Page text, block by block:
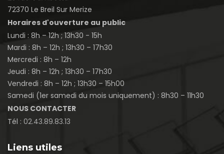
72370 Le Breil Sur Merize
Horaires d'ouverture au public
Lundi : 8h – 12h ; 13h30 - 15h
Mardi : 8h – 12h ; 13h30 – 17h30
Mercredi : 8h – 12h
Jeudi : 8h – 12h ; 13h30 – 17h30
Vendredi : 8h – 12h ; 13h30 – 15h00
Samedi (1er samedi du mois uniquement) : 8h30 – 11h30
NOUS CONTACTER
Tél : 02.43.89.83.13
Liens utiles